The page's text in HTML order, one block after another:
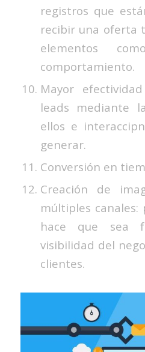
registros que
recibir una oferta
elementos
comportamiento.
Mayor
leads mediante
ellos e
generar.
Conversión en
Creación de
múltiples
hace que sea
visibilidad del
clientes.